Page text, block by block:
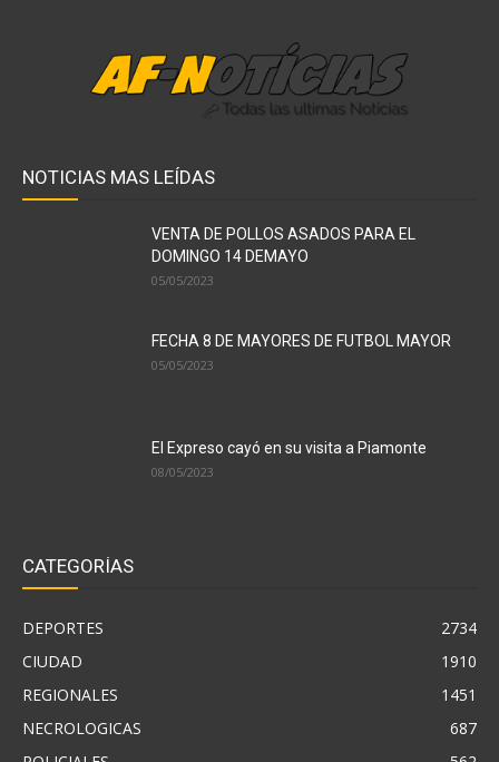
NOTICIAS MAS LEÍDAS
VENTA DE POLLOS ASADOS PARA EL
DOMINGO 14 DEMAYO
05/05/2023
FECHA 8 DE MAYORES DE FUTBOL MAYOR
05/05/2023
El Expreso cayó en su visita a Piamonte
08/05/2023
CATEGORÍAS
DEPORTES
2734
CIUDAD
1910
REGIONALES
1451
NECROLOGICAS
687